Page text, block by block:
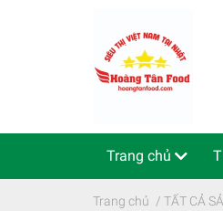
Trang chủ
特定商取引法
Trang chủ / TẤT CẢ